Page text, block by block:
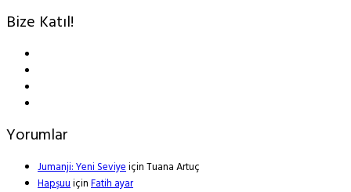
Bize Katıl!
Yorumlar
Jumanji: Yeni SeviyeiçinTuana Artuç
HapşuuiçinFatih ayar